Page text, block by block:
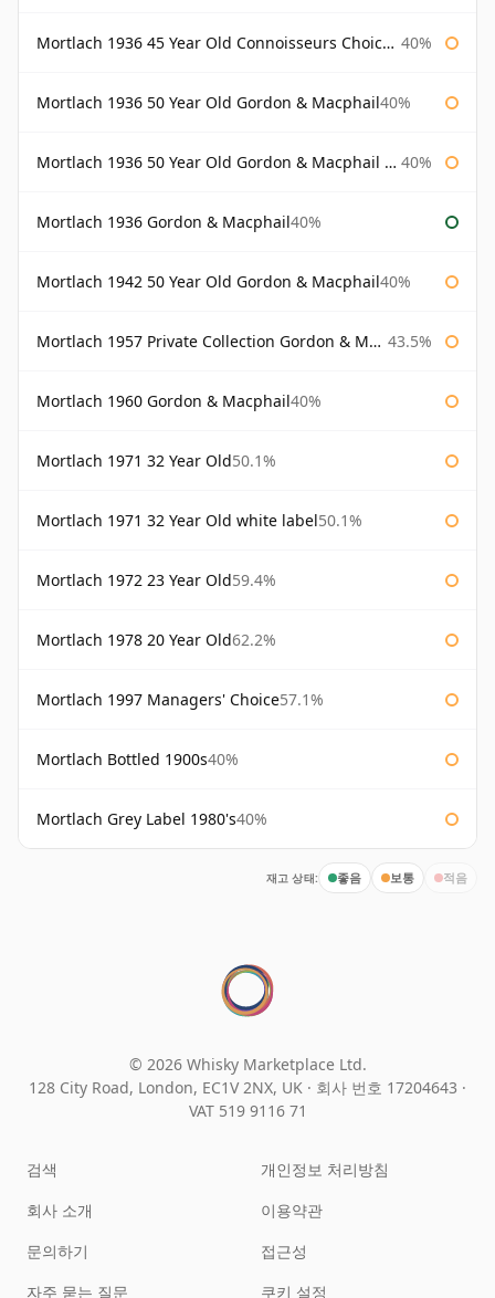
Mortlach 1936 45 Year Old Connoisseurs Choice Gordon & Macphail 40%
Mortlach 1936 50 Year Old Gordon & Macphail40%
Mortlach 1936 50 Year Old Gordon & Macphail 75cl 40%
Mortlach 1936 Gordon & Macphail40%
Mortlach 1942 50 Year Old Gordon & Macphail40%
Mortlach 1957 Private Collection Gordon & Macphail 43.5%
Mortlach 1960 Gordon & Macphail40%
Mortlach 1971 32 Year Old50.1%
Mortlach 1971 32 Year Old white label50.1%
Mortlach 1972 23 Year Old59.4%
Mortlach 1978 20 Year Old62.2%
Mortlach 1997 Managers' Choice57.1%
Mortlach Bottled 1900s40%
Mortlach Grey Label 1980's40%
재고 상태: 좋음 보통 적음
© 2026 Whisky Marketplace Ltd.
128 City Road, London, EC1V 2NX, UK · 회사 번호 17204643 ·
VAT 519 9116 71
검색
회사 소개
문의하기
자주 묻는 질문
개인정보 처리방침
이용약관
접근성
쿠키 설정